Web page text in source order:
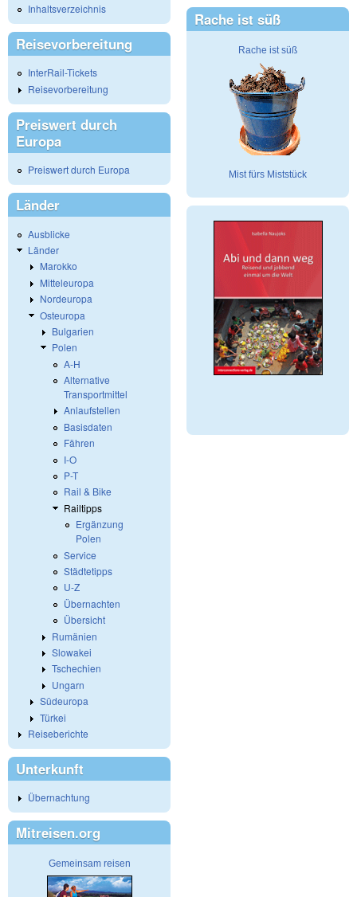
Inhaltsverzeichnis
Reisevorbereitung
InterRail-Tickets
Reisevorbereitung
Preiswert durch
Europa
Preiswert durch Europa
Länder
Ausblicke
Länder
Marokko
Mitteleuropa
Nordeuropa
Osteuropa
Bulgarien
Polen
A-H
Alternative
Transportmittel
Anlaufstellen
Basisdaten
Fähren
I-O
P-T
Rail & Bike
Railtipps
Ergänzung
Polen
Service
Städtetipps
U-Z
Übernachten
Übersicht
Rumänien
Slowakei
Tschechien
Ungarn
Südeuropa
Türkei
Reiseberichte
Unterkunft
Übernachtung
Mitreisen.org
Gemeinsam reisen
Rache ist süß
Rache ist süß
Mist fürs Miststück